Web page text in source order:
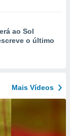
ao Sol
o último
Mais Vídeos